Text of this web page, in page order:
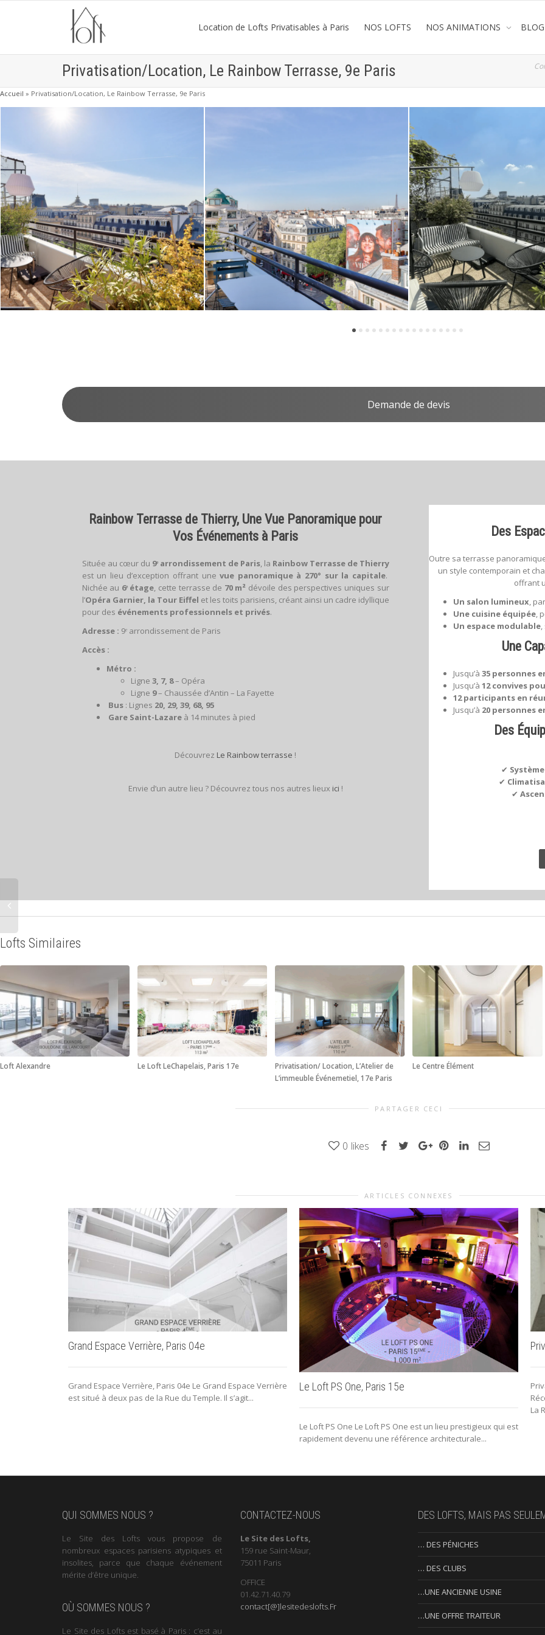
Location de Lofts Privatisables à Paris NOS LOFTS NOS ANIMATIONS BLOG
Privatisation/Location, Le Rainbow Terrasse, 9e Paris
Accueil » Privatisation/Location, Le Rainbow Terrasse, 9e Paris
Demande de devis
Rainbow Terrasse de Thierry, Une Vue Panoramique pour
Vos Événements à Paris
Située au cœur du 9ᵉ arrondissement de Paris, la Rainbow Terrasse de Thierry
est un lieu d’exception offrant unevue panoramique à 270° sur la capitale.
Nichée au 6ᵉ étage , cette terrasse de 70 m² dévoile des perspectives uniques sur
l’Opéra Garnier, la Tour Eiffel et les toits parisiens, créant ainsi un cadre idyllique
pour des événements professionnels et privés.
Adresse : 9ᵉ arrondissement de Paris
Accès :
Métro :
Ligne 3, 7, 8– Opéra
Ligne 9– Chaussée d’Antin – La Fayette
Bus: Lignes 20, 29, 39, 68, 95
Gare Saint-Lazareà 14 minutes à pied
Découvrez Le Rainbow terrasse !
Envie d’un autre lieu ? Découvrez tous nos autres lieux ici !
Des
Outre sa terrasse
un style contemporain et
offrant
Un salon lumineux ,
Une cuisine équipée,
Un espace modulable,
Une
Jusqu’à 35 personnes
Jusqu’à 12 convives
12 participants en
Jusqu’à 20 personnes
Des
✔
✔
✔
Lofts Similaires
Loft Alexandre Le Loft LeChapelais, Paris 17e
Privatisation/ Location, L’Atelier de
L’immeuble Événemetiel, 17e Paris
Le Centre Élément
PARTAGER CECI
0 likes
ARTICLES CONNEXES
Grand Espace Verrière, Paris 04e
Grand Espace Verrière, Paris 04e Le Grand Espace Verrière
est situé à deux pas de la Rue du Temple. Il s’agit...
Le Loft PS One, Paris 15e
Le Loft PS One Le Loft PS One est un lieu prestigieux qui est
rapidement devenu une référence architecturale...
La
QUI SOMMES NOUS ?
Le Site des Lofts vous propose de
nombreux espaces parisiens atypiques et
insolites, parce que chaque événement
mérite d’être unique.
OÙ SOMMES NOUS ?
Le Site des Lofts est basé à Paris : c’est au
CONTACTEZ-NOUS
Le Site des Lofts,
159 rue Saint-Maur,
75011 Paris
OFFICE
01.42.71.40.79
contact[@]lesitedeslofts.Fr
DES LOFTS, MAIS PAS
… DES PÉNICHES
… DES CLUBS
…UNE ANCIENNE USINE
…UNE OFFRE TRAITEUR